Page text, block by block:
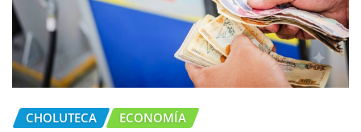
CHOLUTECA ECONOMÍA